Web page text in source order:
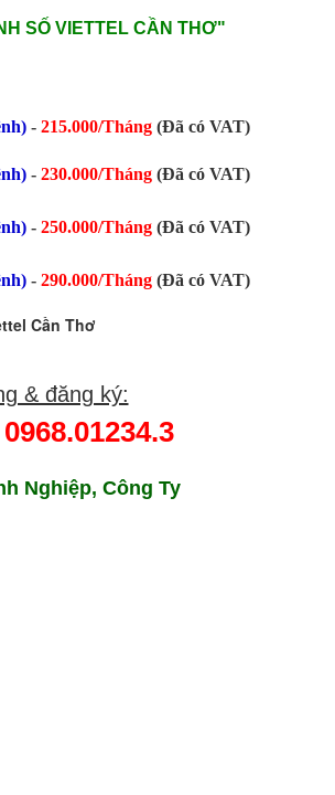
SỐ VIETTEL CẦN THƠ"
- 215.000/Tháng (Đã có VAT)
- 230.000/Tháng (Đã có VAT)
- 250.000/Tháng (Đã có VAT)
- 290.000/Tháng (Đã có VAT)
Cần Thơ
& đăng ký:
0968.01234.3
Nghiệp, Công Ty